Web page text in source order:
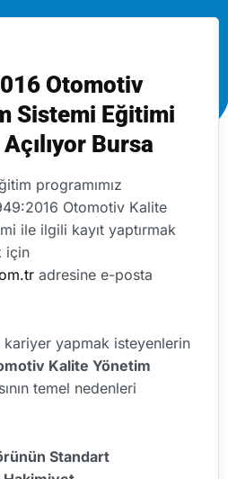
Otomotiv
Sistemi Eğitimi
Bursa
programımız
Otomotiv Kalite
ile ilgili kayıt yaptırmak
için
adresine e-posta
yapmak isteyenlerin
Kalite Yönetim
temel nedenleri
Standart